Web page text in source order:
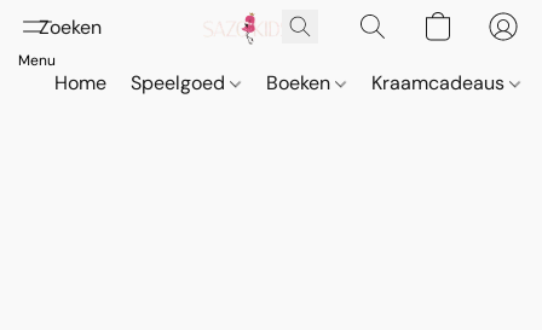
Home Speelgoed Boeken Kraamcadeaus